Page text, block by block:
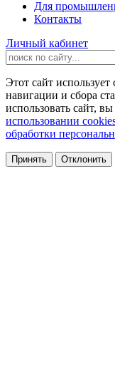
Для
Контакты
Личный кабинет
Этот сайт
навигации и сбора
использовать сайт,
использовании
обработки
Принять Отклонить